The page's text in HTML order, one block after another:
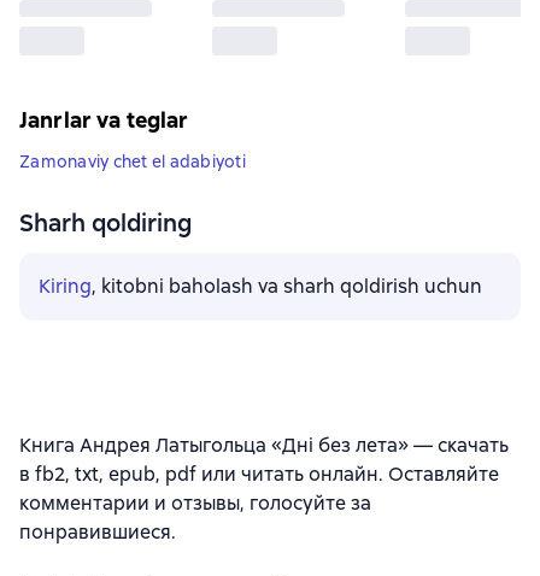
Janrlar va teglar
Zamonaviy chet el adabiyoti
Sharh qoldiring
Kiring, kitobni baholash va sharh qoldirish uchun
Книга Андрея Латыгольца «Дні без лета» — скачать
в fb2, txt, epub, pdf или читать онлайн. Оставляйте
комментарии и отзывы, голосуйте за
понравившиеся.